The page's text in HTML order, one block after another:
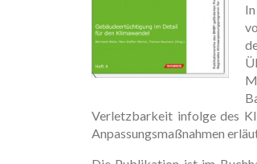
Verletzbarkeit infolge des
Anpassungsmaßnahmen